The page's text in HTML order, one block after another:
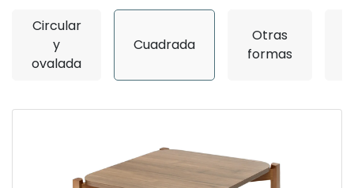
Circular
y
ovalada
Cuadrada
Otras
formas